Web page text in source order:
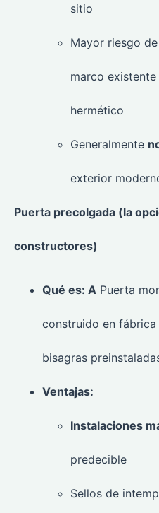
sitio
Mayor riesgo de
marco
hermético
Generalmente
exterior
Puerta precolgada (la
constructores)
Qué es: A Puerta
construido en
bisagras
Ventajas:
Instalaciones
predecible
Sellos de